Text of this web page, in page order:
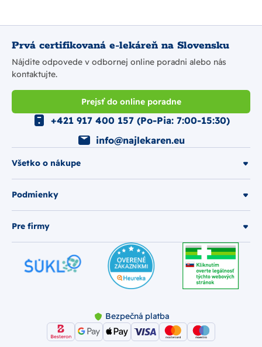
Prvá certifikovaná e-lekáreň na Slovensku
Nájdite odpovede v odbornej online poradni alebo nás
kontaktujte.
Prejsť do online poradne
Všetko o nákupe
Podmienky
Pre firmy
+421 917 400 157 (Po-Pia: 7:00-15:30)
info@najlekaren.eu
Bezpečná platba